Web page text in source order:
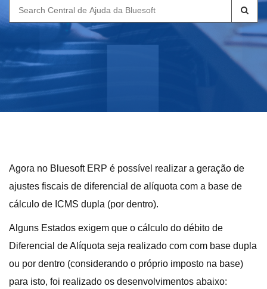
Search
for:
Agora no Bluesoft ERP é possível realizar a geração de
ajustes fiscais de diferencial de alíquota com a base de
cálculo de ICMS dupla (por dentro).
Alguns Estados exigem que o cálculo do débito de
Diferencial de Alíquota seja realizado com com base dupla
ou por dentro (considerando o próprio imposto na base)
para isto, foi realizado os desenvolvimentos abaixo: